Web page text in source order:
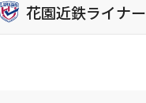
花園近鉄ライナ